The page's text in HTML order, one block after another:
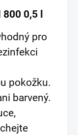
800 0,5 l
pro
pokožku.
barvený.